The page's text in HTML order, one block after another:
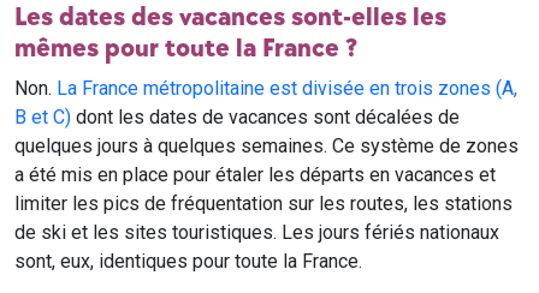
Les dates des vacances sont-elles les
mêmes pour toute la France ?
Non. La France métropolitaine est divisée en trois zones (A,
B et C) dont les dates de vacances sont décalées de
quelques jours à quelques semaines. Ce système de zones
a été mis en place pour étaler les départs en vacances et
limiter les pics de fréquentation sur les routes, les stations
de ski et les sites touristiques. Les jours fériés nationaux
sont, eux, identiques pour toute la France.